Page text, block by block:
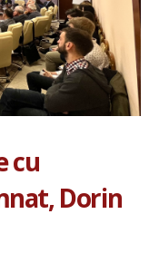
cu
Dorin